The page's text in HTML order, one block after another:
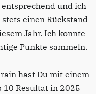
und ich
einen Rückstand
Jahr. Ich konnte
Punkte sammeln.
hast Du mit einem
10 Resultat in 2025